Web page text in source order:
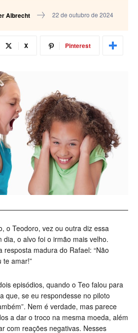
Albrecht 22 de outubro de 2024
X Pinterest
Teodoro, vez ou outra diz essa
dia, o alvo foi o irmão mais velho.
resposta madura do Rafael: “Não
te amar!”
episódios, quando o Teo falou para
que, se eu respondesse no piloto
Nem é verdade, mas parece
a dar o troco na mesma moeda, além
com reações negativas. Nesses